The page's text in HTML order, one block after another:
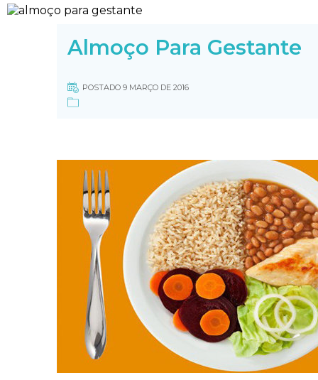
Almoço Para Gestante
POSTADO 9 MARÇO DE 2016